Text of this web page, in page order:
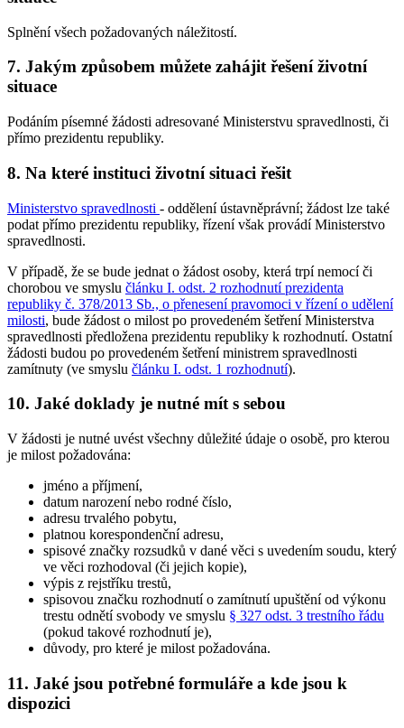
Splnění všech požadovaných náležitostí.
7. Jakým způsobem můžete zahájit řešení životní
situace
Podáním písemné žádosti adresované Ministerstvu spravedlnosti, či
přímo prezidentu republiky.
8. Na které instituci životní situaci řešit
Ministerstvo spravedlnosti - oddělení ústavněprávní; žádost lze také
podat přímo prezidentu republiky, řízení však provádí Ministerstvo
spravedlnosti.
V případě, že se bude jednat o žádost osoby, která trpí nemocí či
chorobou ve smyslu článku I. odst. 2 rozhodnutí prezidenta
republiky č. 378/2013 Sb., o přenesení pravomoci v řízení o udělení
milosti, bude žádost o milost po provedeném šetření Ministerstva
spravedlnosti předložena prezidentu republiky k rozhodnutí. Ostatní
žádosti budou po provedeném šetření ministrem spravedlnosti
zamítnuty (ve smyslu článku I. odst. 1 rozhodnutí).
10. Jaké doklady je nutné mít s sebou
V žádosti je nutné uvést všechny důležité údaje o osobě, pro kterou
je milost požadována:
jméno a příjmení,
datum narození nebo rodné číslo,
adresu trvalého pobytu,
platnou korespondenční adresu,
spisové značky rozsudků v dané věci s uvedením soudu, který
ve věci rozhodoval (či jejich kopie),
výpis z rejstříku trestů,
spisovou značku rozhodnutí o zamítnutí upuštění od výkonu
trestu odnětí svobody ve smyslu § 327 odst. 3 trestního řádu
(pokud takové rozhodnutí je),
důvody, pro které je milost požadována.
11. Jaké jsou potřebné formuláře a kde jsou k
dispozici